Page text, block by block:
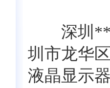
深圳**云
圳市龙华
液晶显示